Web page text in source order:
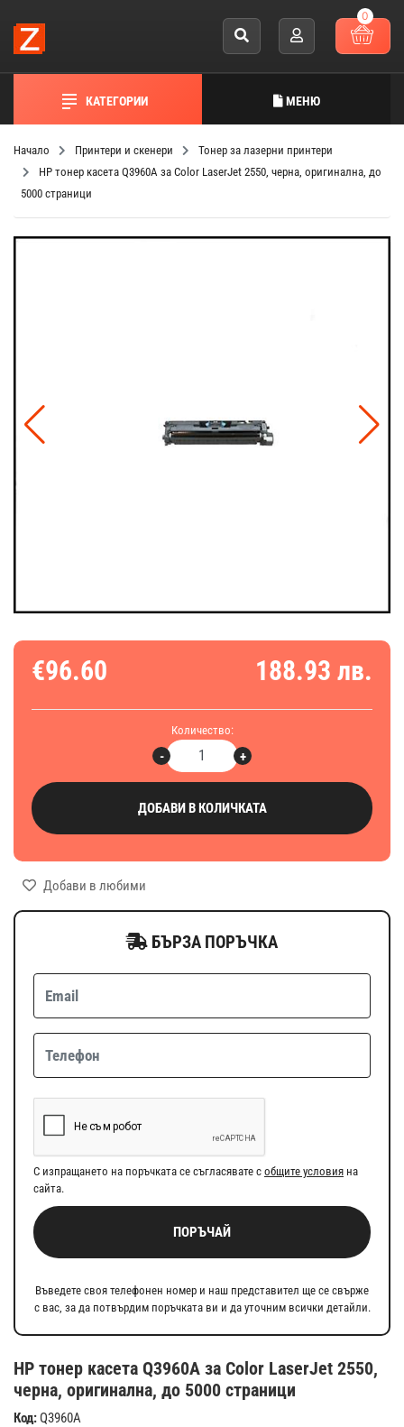
0
КАТЕГОРИИ МЕНЮ
Начало Принтери и скенери
Тонер за лазерни принтери
HP тонер касета Q3960A за Color LaserJet 2550, черна, оригинална, до
5000 страници
HP тонер касета Q3960A за Color LaserJet 2550,
черна, оригинална, до 5000 страници
Код:Q3960A
€96.60 188.93 лв.
Количество:
+
-
ДОБАВИ В КОЛИЧКАТА
Добави в любими
БЪРЗА ПОРЪЧКА
С изпращането на поръчката се съгласявате с общите условия на
сайта.
ПОРЪЧАЙ
Въведете своя телефонен номер и наш представител ще се свърже
с вас, за да потвърдим поръчката ви и да уточним всички детайли.